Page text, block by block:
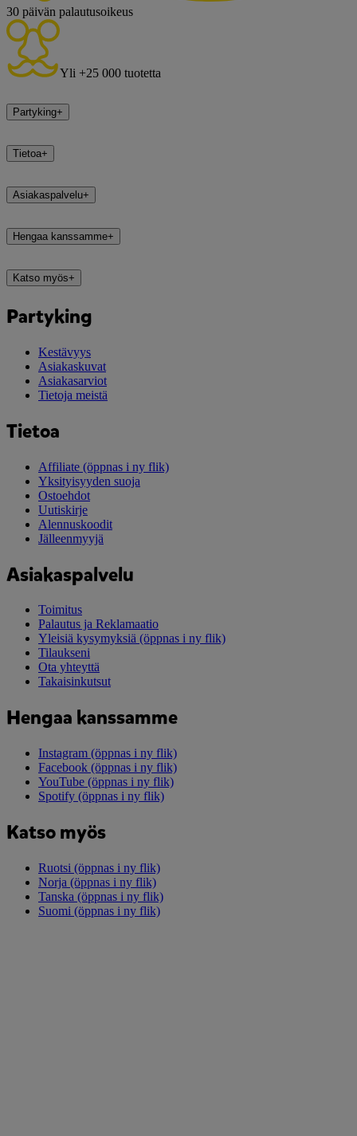
30 päivän palautusoikeus
Yli +25 000 tuotetta
Partyking+
Tietoa+
Asiakaspalvelu+
Hengaa kanssamme+
Katso myös+
Partyking
Kestävyys
Asiakaskuvat
Asiakasarviot
Tietoja meistä
Tietoa
Affiliate (öppnas i ny flik)
Yksityisyyden suoja
Ostoehdot
Uutiskirje
Alennuskoodit
Jälleenmyyjä
Asiakaspalvelu
Toimitus
Palautus ja Reklamaatio
Yleisiä kysymyksiä (öppnas i ny flik)
Tilaukseni
Ota yhteyttä
Takaisinkutsut
Hengaa kanssamme
Instagram (öppnas i ny flik)
Facebook (öppnas i ny flik)
YouTube (öppnas i ny flik)
Spotify (öppnas i ny flik)
Katso myös
Ruotsi (öppnas i ny flik)
Norja (öppnas i ny flik)
Tanska (öppnas i ny flik)
Suomi (öppnas i ny flik)